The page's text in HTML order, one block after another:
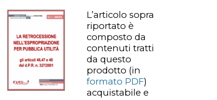
L’articolo sopra
riportato è
composto da
contenuti tratti
da questo
prodotto (in
formato PDF)
acquistabile e